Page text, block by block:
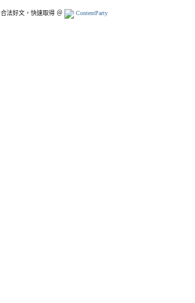
合法好文，快速取得 ＠ ContentParty